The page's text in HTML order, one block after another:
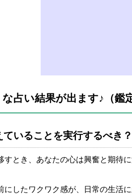
占い結果が出ます♪（鑑
ていることを実行するべき
すとき、あなたの心は興奮と期待に
にしたワクワク感が、日常の生活